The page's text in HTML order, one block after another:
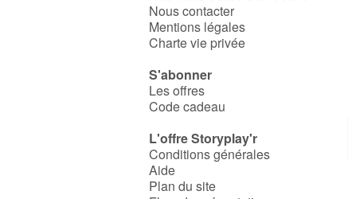
Nous contacter
Mentions légales
Charte vie privée
S'abonner
Les offres
Code cadeau
L'offre Storyplay'r
Conditions générales
Aide
Plan du site